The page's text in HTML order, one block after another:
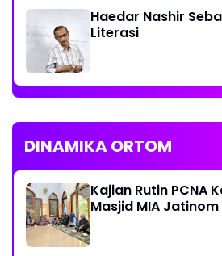
Haedar Nashir
Literasi
DINAMIKA ORTOM
Kajian Rutin PCNA
Masjid MIA Jatinom